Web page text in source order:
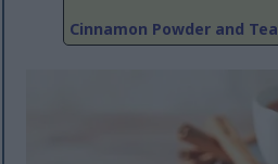
Cinnamon Powder and Tea